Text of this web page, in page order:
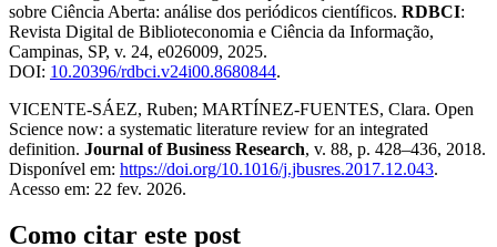
sobre Ciência Aberta: análise dos periódicos científicos. RDBCI:
Revista Digital de Biblioteconomia e Ciência da Informação,
Campinas, SP, v. 24, e026009, 2025.
DOI: 10.20396/rdbci.v24i00.8680844.
VICENTE-SÁEZ, Ruben; MARTÍNEZ-FUENTES, Clara. Open
Science now: a systematic literature review for an integrated
definition. Journal of Business Research, v. 88, p. 428–436, 2018.
Disponível em: https://doi.org/10.1016/j.jbusres.2017.12.043.
Acesso em: 22 fev. 2026.
Como citar este post